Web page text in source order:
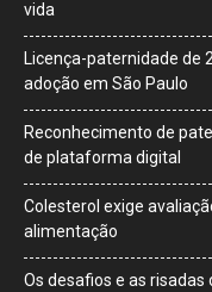
vida
Licença-paternidade de
adoção em São Paulo
Reconhecimento de
de plataforma digital
Colesterol exige
alimentação
Os desafios e as